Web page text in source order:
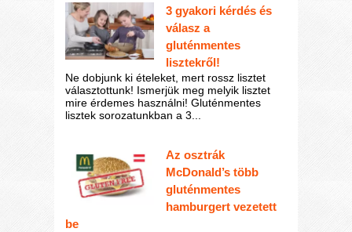
3 gyakori kérdés és
válasz a
gluténmentes
lisztekről!
Ne dobjunk ki ételeket, mert rossz lisztet
választottunk! Ismerjük meg melyik lisztet
mire érdemes használni! Gluténmentes
lisztek sorozatunkban a 3...
Az osztrák
McDonald’s több
gluténmentes
hamburgert vezetett
be